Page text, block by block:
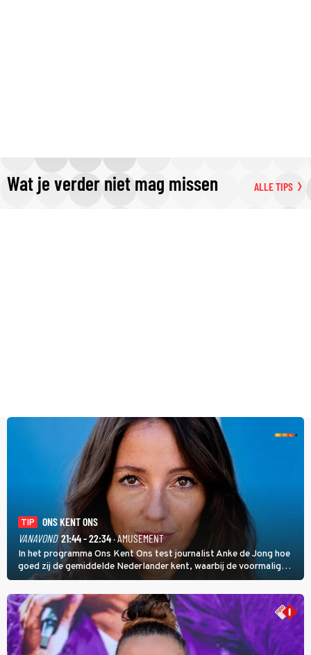
Wat je verder niet mag missen ALLE TIPS
TIP
ONS KENT ONS
VANAVOND 21:44 - 22:34· AMUSEMENT
In het programma Ons Kent Ons test journalist Anke de Jong hoe
goed zij de gemiddelde Nederlander kent, waarbij de voormalig
hoofdredacteur van modebladen Glamour en Elle het samen met
rapper Keizer opneemt tegen Edson da Graça en Marc-Marie
Huijbregts.